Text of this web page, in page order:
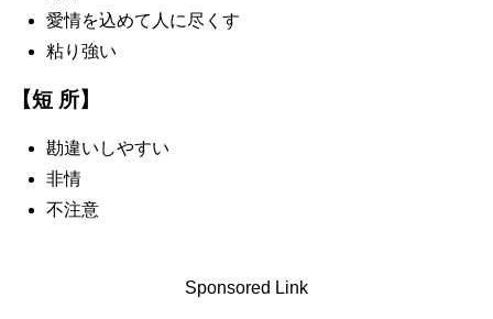
愛情を込めて人に尽くす
粘り強い
【短 所】
勘違いしやすい
非情
不注意
Sponsored Link